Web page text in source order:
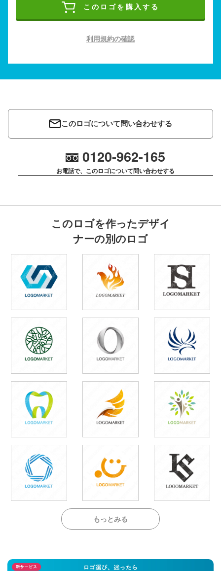
このロゴを購入する
利用規約の確認
このロゴについて問い合わせする
0120-962-165
お電話で、このロゴについて問い合わせする
このロゴを作ったデザイ
ナーの別のロゴ
もっとみる